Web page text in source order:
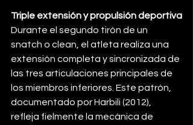
Triple extensión y propulsión deportiva
Durante el segundo tirón de un
snatch o clean, el atleta realiza una
extensión completa y sincronizada de
las tres articulaciones principales de
los miembros inferiores. Este patrón,
documentado por Harbili (2012),
refleja fielmente la mecánica de